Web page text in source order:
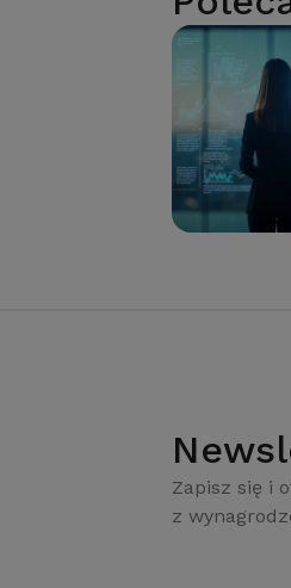
Zapisz się i
z